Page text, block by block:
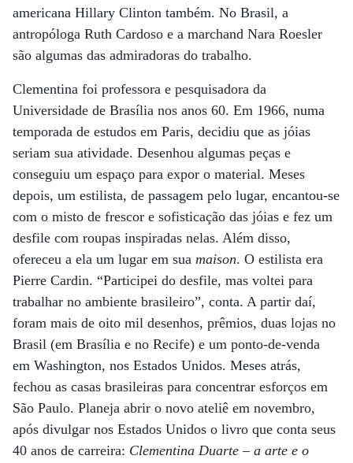
americana Hillary Clinton também. No Brasil, a
antropóloga Ruth Cardoso e a marchand Nara Roesler
são algumas das admiradoras do trabalho.
Clementina foi professora e pesquisadora da
Universidade de Brasília nos anos 60. Em 1966, numa
temporada de estudos em Paris, decidiu que as jóias
seriam sua atividade. Desenhou algumas peças e
conseguiu um espaço para expor o material. Meses
depois, um estilista, de passagem pelo lugar, encantou-se
com o misto de frescor e sofisticação das jóias e fez um
desfile com roupas inspiradas nelas. Além disso,
ofereceu a ela um lugar em sua maison. O estilista era
Pierre Cardin. “Participei do desfile, mas voltei para
trabalhar no ambiente brasileiro”, conta. A partir daí,
foram mais de oito mil desenhos, prêmios, duas lojas no
Brasil (em Brasília e no Recife) e um ponto-de-venda
em Washington, nos Estados Unidos. Meses atrás,
fechou as casas brasileiras para concentrar esforços em
São Paulo. Planeja abrir o novo ateliê em novembro,
após divulgar nos Estados Unidos o livro que conta seus
40 anos de carreira: Clementina Duarte – a arte e o